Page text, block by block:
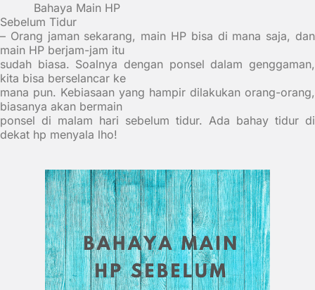
Bahaya Main HP
Sebelum Tidur
– Orang jaman sekarang, main HP bisa di mana saja, dan
main HP berjam-jam itu
sudah biasa. Soalnya dengan ponsel dalam genggaman,
kita bisa berselancar ke
mana pun. Kebiasaan yang hampir dilakukan orang-orang,
biasanya akan bermain
ponsel di malam hari sebelum tidur. Ada bahay tidur di
dekat hp menyala lho!